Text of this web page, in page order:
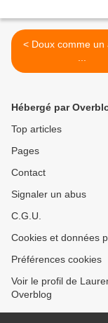
< Doux comme un agneau
Hébergé par
Top articles
Pages
Contact
Signaler un abus
C.G.U.
Cookies et données
Préférences cookies
Voir le profil de
Overblog